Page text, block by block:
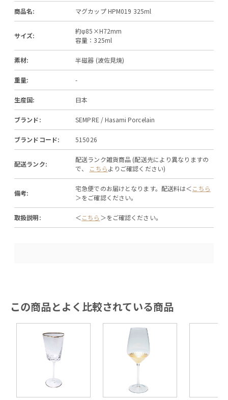
商品名: マグカップ HPM019 325ml
サイズ:
約φ85×H72mm
容量：325ml
素材: 半磁器 (波佐見焼)
重量: -
生産国: 日本
ブランド: SEMPRE / Hasami Porcelain
ブランドコード: 515026
配送ランク:
配送ランク雑貨商品 (配送先により異なりますの
で、 こちらよりご確認ください)
備考:
宅急便でのお届けとなります。配送料は＜こちら
＞をご確認ください。
取扱説明: ＜こちら ＞をご確認ください。
この商品とよく比較されている商品